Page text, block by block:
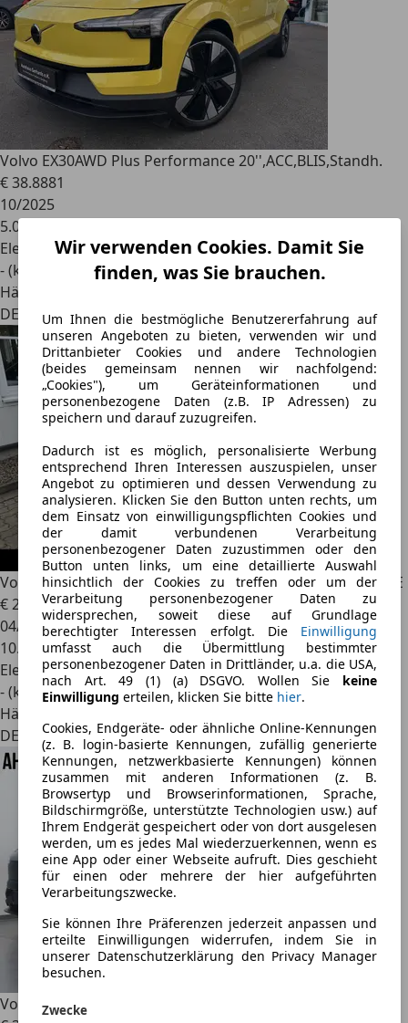
Wir verwenden Cookies. Damit Sie
finden, was Sie brauchen.
Um Ihnen die bestmögliche Benutzererfahrung auf
unseren Angeboten zu bieten, verwenden wir und
Drittanbieter Cookies und andere Technologien
(beides gemeinsam nennen wir nachfolgend:
„Cookies"), um Geräteinformationen und
personenbezogene Daten (z.B. IP Adressen) zu
speichern und darauf zuzugreifen.
Dadurch ist es möglich, personalisierte Werbung
entsprechend Ihren Interessen auszuspielen, unser
Angebot zu optimieren und dessen Verwendung zu
analysieren. Klicken Sie den Button unten rechts, um
dem Einsatz von einwilligungspflichten Cookies und
der damit verbundenen Verarbeitung
personenbezogener Daten zuzustimmen oder den
Button unten links, um eine detaillierte Auswahl
hinsichtlich der Cookies zu treffen oder um der
Verarbeitung personenbezogener Daten zu
widersprechen, soweit diese auf Grundlage
berechtigter Interessen erfolgt. Die Einwilligung
umfasst auch die Übermittlung bestimmter
personenbezogener Daten in Drittländer, u.a. die USA,
nach Art. 49 (1) (a) DSGVO. Wollen Sie keine
Einwilligung erteilen, klicken Sie bitte hier.
Cookies, Endgeräte- oder ähnliche Online-Kennungen
(z. B. login-basierte Kennungen, zufällig generierte
Kennungen, netzwerkbasierte Kennungen) können
zusammen mit anderen Informationen (z. B.
Browsertyp und Browserinformationen, Sprache,
Bildschirmgröße, unterstützte Technologien usw.) auf
Ihrem Endgerät gespeichert oder von dort ausgelesen
werden, um es jedes Mal wiederzuerkennen, wenn es
eine App oder einer Webseite aufruft. Dies geschieht
für einen oder mehrere der hier aufgeführten
Verarbeitungszwecke.
Sie können Ihre Präferenzen jederzeit anpassen und
erteilte Einwilligungen widerrufen, indem Sie in
unserer Datenschutzerklärung den Privacy Manager
besuchen.
Zwecke
Volvo EX30AWD Plus Performance 20'',ACC,BLIS,Standh.
€ 38.8881
10/2025
5.000 km
Elektro
- (kWh/100 km)
Händler
DE 53721
Volvo EX30Single Motor Core NAVI ACC KAMERA GARANTIE
€ 29.4901
04/2024
10.800 km
Elektro
- (kWh/100 km)
Händler
DE 38690
Volvo EX30Ultra AWD Performance Pure Electric